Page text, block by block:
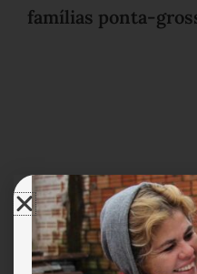
famílias ponta-